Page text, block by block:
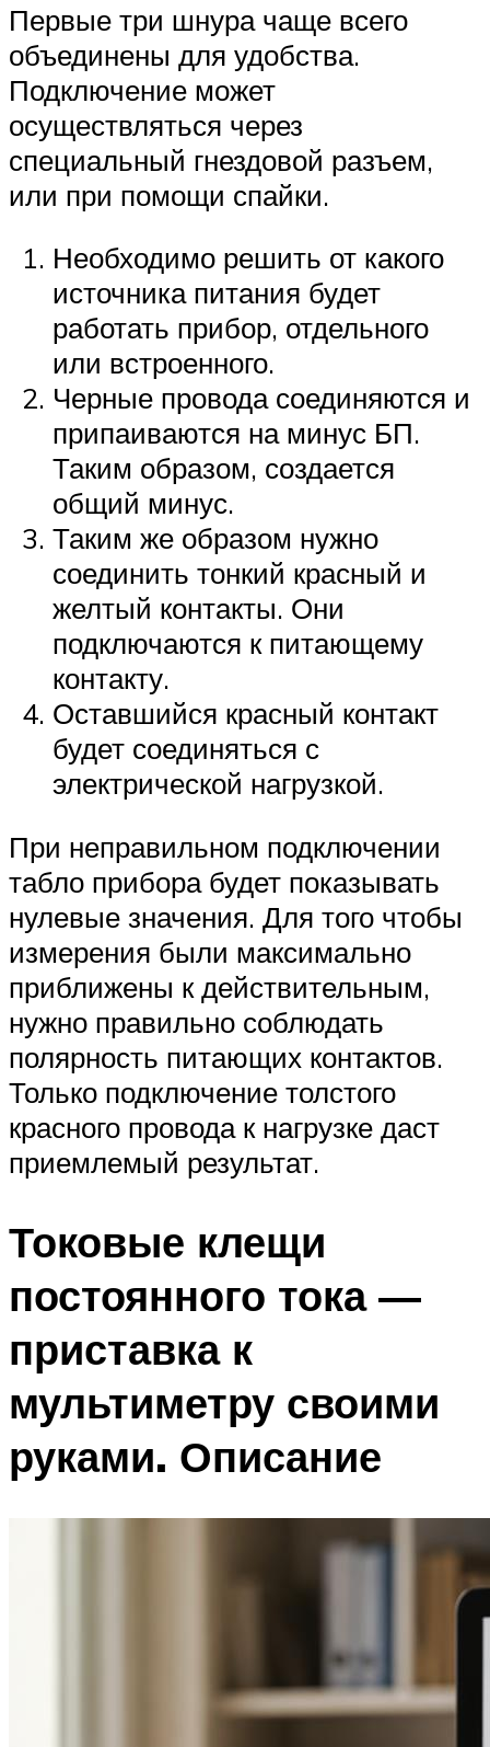
Первые три шнура чаще всего
объединены для удобства.
Подключение может
осуществляться через
специальный гнездовой разъем,
или при помощи спайки.
Необходимо решить от какого
источника питания будет
работать прибор, отдельного
или встроенного.
Черные провода соединяются и
припаиваются на минус БП.
Таким образом, создается
общий минус.
Таким же образом нужно
соединить тонкий красный и
желтый контакты. Они
подключаются к питающему
контакту.
Оставшийся красный контакт
будет соединяться с
электрической нагрузкой.
При неправильном подключении
табло прибора будет показывать
нулевые значения. Для того чтобы
измерения были максимально
приближены к действительным,
нужно правильно соблюдать
полярность питающих контактов.
Только подключение толстого
красного провода к нагрузке даст
приемлемый результат.
Токовые клещи
постоянного тока —
приставка к
мультиметру своими
руками. Описание